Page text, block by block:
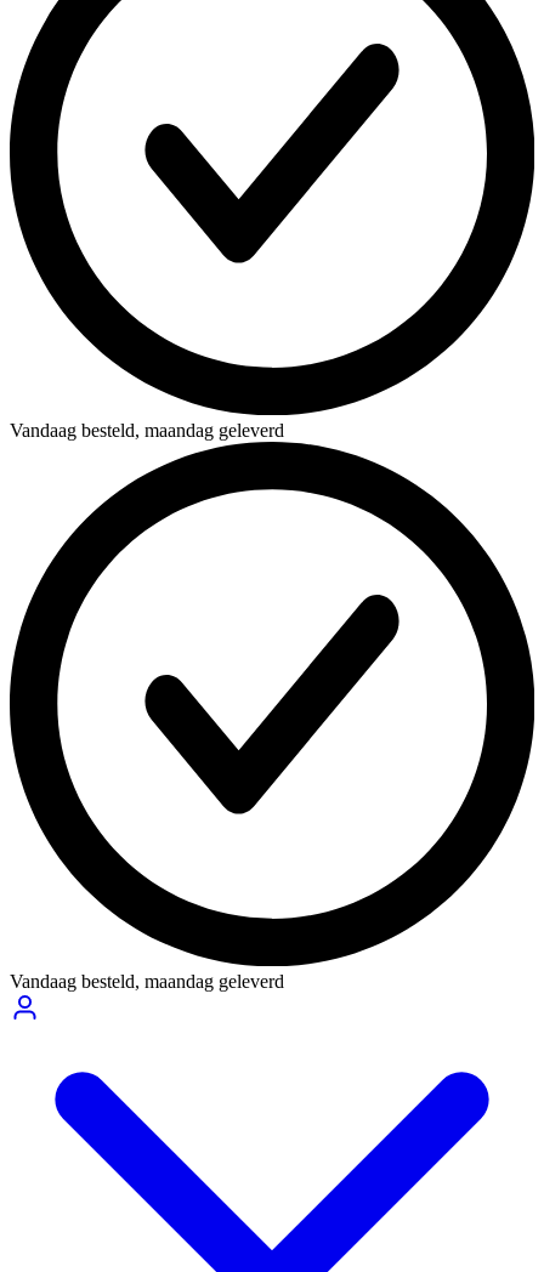
Vandaag besteld, maandag geleverd
Vandaag besteld, maandag geleverd